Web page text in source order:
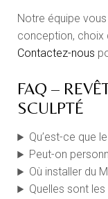
Notre équipe
conception, choix
Contactez-nous
FAQ –
SCULPTÉ
Qu’est-ce que
Peut-on
Où installer du
Quelles sont